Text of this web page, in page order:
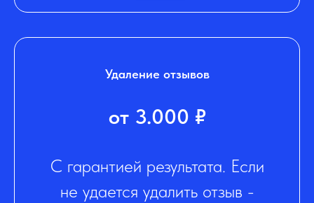
Удаление отзывов
от 3.000 ₽
С гарантией результата. Если
не удается удалить отзыв -